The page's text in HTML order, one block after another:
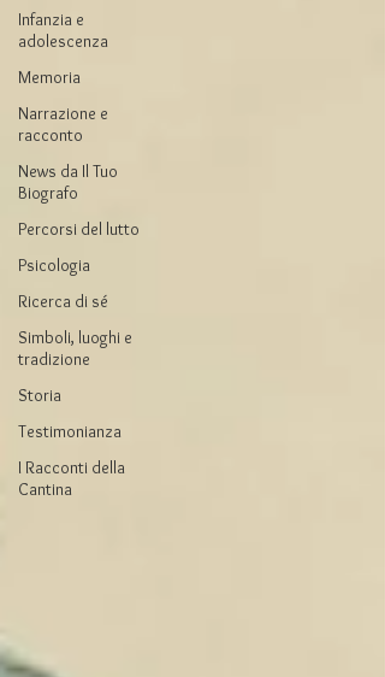
Infanzia e
adolescenza
Memoria
Narrazione e
racconto
News da Il Tuo
Biografo
Percorsi del lutto
Psicologia
Ricerca di sé
Simboli, luoghi e
tradizione
Storia
Testimonianza
I Racconti della
Cantina